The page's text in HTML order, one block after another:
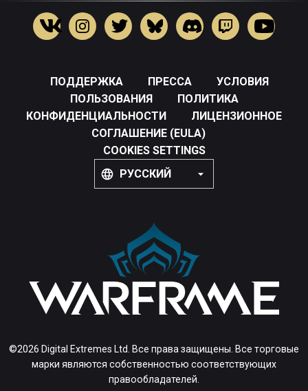
ПОДДЕРЖКА ПРЕССА
УСЛОВИЯ
ПОЛЬЗОВАНИЯ
ПОЛИТИКА
КОНФИДЕНЦИАЛЬНОСТИ
ЛИЦЕНЗИОННОЕ
СОГЛАШЕНИЕ (EULA)
COOKIES SETTINGS
РУССКИЙ
©2026 Digital Extremes Ltd. Все права защищены. Все торговые
марки являются собственностью соответствующих
правообладателей.